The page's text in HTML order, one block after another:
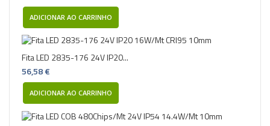
ADICIONAR AO CARRINHO
Fita LED 2835-176 24V IP20...
56,58 €
ADICIONAR AO CARRINHO